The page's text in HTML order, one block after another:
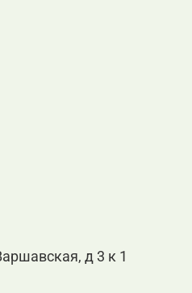
д 3 к 1